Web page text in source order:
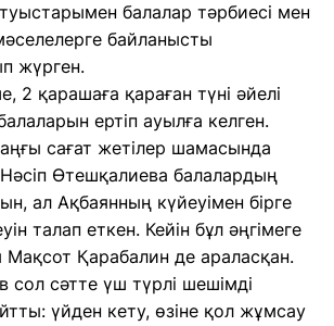
балалар тәрбиесі мен
байланысты
жүрген.
2 қарашаға қараған түні әйелі
ертіп ауылға келген.
сағат жетілер шамасында
Өтешқалиева балалардың
ал Ақбаянның күйеуімен бірге
талап еткен. Кейін бұл әңгімеге
Мақсот Қарабалин де араласқан.
сол сәтте үш түрлі шешімді
үйден кету, өзіне қол жұмсау